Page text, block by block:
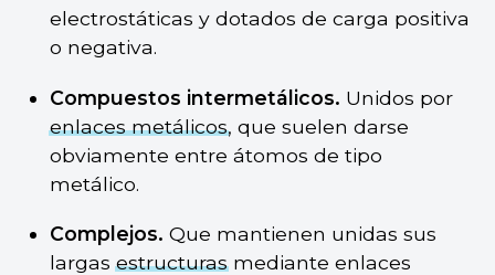
electrostáticas y dotados de carga positiva
o negativa.
Compuestos intermetálicos. Unidos por
enlaces metálicos, que suelen darse
obviamente entre átomos de tipo
metálico.
Complejos. Que mantienen unidas sus
largasestructurasmediante enlaces